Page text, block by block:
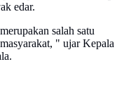
edar.
salah satu
" ujar Kepala